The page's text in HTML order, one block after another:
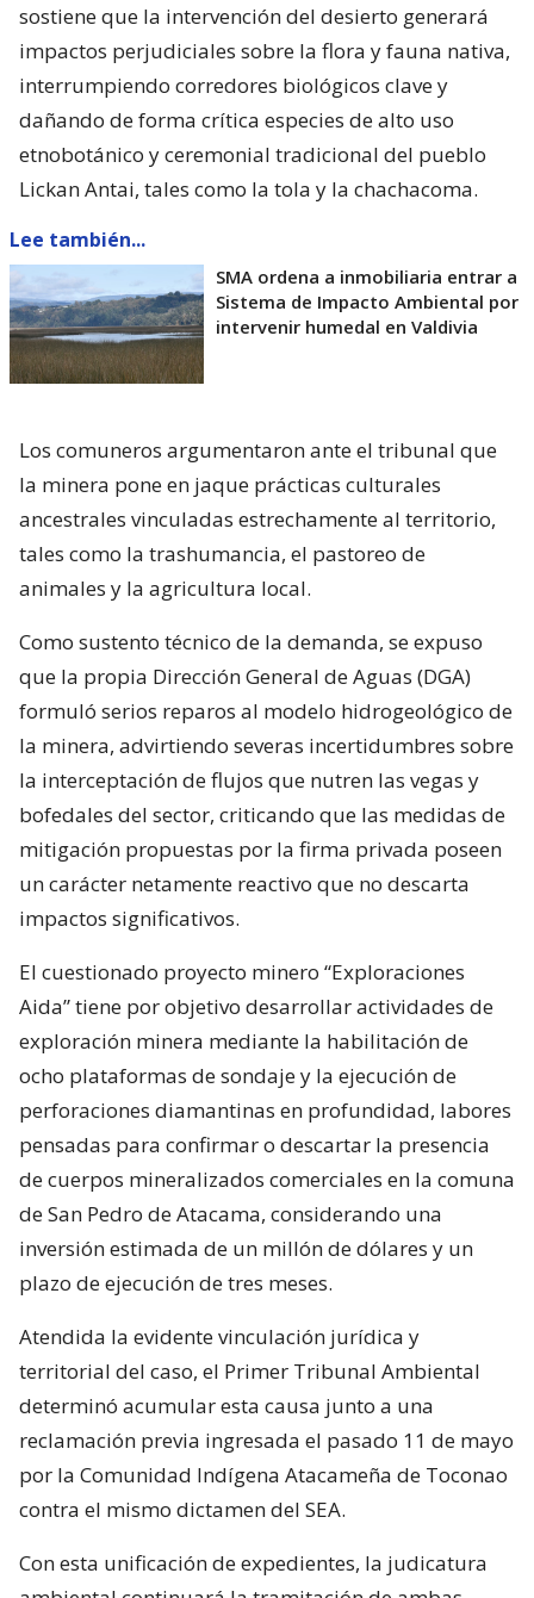
sostiene que la intervención del desierto generará
impactos perjudiciales sobre la flora y fauna nativa,
interrumpiendo corredores biológicos clave y
dañando de forma crítica especies de alto uso
etnobotánico y ceremonial tradicional del pueblo
Lickan Antai, tales como la tola y la chachacoma.
Lee también...
SMA ordena a inmobiliaria entrar a
Sistema de Impacto Ambiental por
intervenir humedal en Valdivia
Los comuneros argumentaron ante el tribunal que
la minera pone en jaque prácticas culturales
ancestrales vinculadas estrechamente al territorio,
tales como la trashumancia, el pastoreo de
animales y la agricultura local.
Como sustento técnico de la demanda, se expuso
que la propia Dirección General de Aguas (DGA)
formuló serios reparos al modelo hidrogeológico de
la minera, advirtiendo severas incertidumbres sobre
la interceptación de flujos que nutren las vegas y
bofedales del sector, criticando que las medidas de
mitigación propuestas por la firma privada poseen
un carácter netamente reactivo que no descarta
impactos significativos.
El cuestionado proyecto minero “Exploraciones
Aida” tiene por objetivo desarrollar actividades de
exploración minera mediante la habilitación de
ocho plataformas de sondaje y la ejecución de
perforaciones diamantinas en profundidad, labores
pensadas para confirmar o descartar la presencia
de cuerpos mineralizados comerciales en la comuna
de San Pedro de Atacama, considerando una
inversión estimada de un millón de dólares y un
plazo de ejecución de tres meses.
Atendida la evidente vinculación jurídica y
territorial del caso, el Primer Tribunal Ambiental
determinó acumular esta causa junto a una
reclamación previa ingresada el pasado 11 de mayo
por la Comunidad Indígena Atacameña de Toconao
contra el mismo dictamen del SEA.
Con esta unificación de expedientes, la judicatura